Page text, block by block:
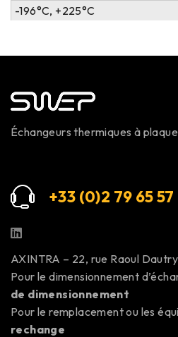
-196°C, +225°C
Échangeurs thermiques à
+33 (0)2 79 65 57
AXINTRA – 22, rue Raoul
Pour le dimensionnement
de dimensionnement
Pour le remplacement ou les
rechange